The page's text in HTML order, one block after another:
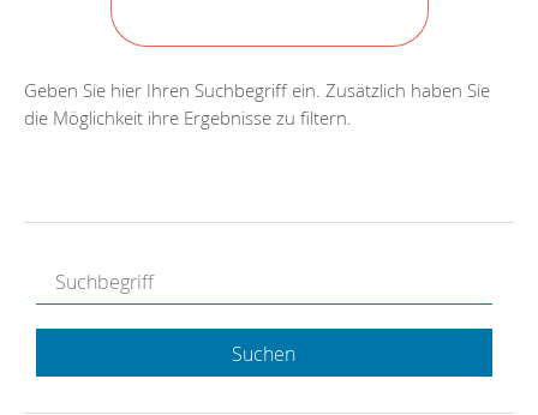
Geben Sie hier Ihren Suchbegriff ein. Zusätzlich haben Sie
die Möglichkeit ihre Ergebnisse zu filtern.
Suchen